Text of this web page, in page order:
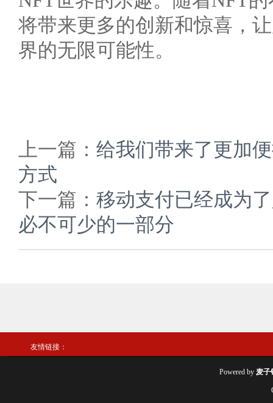
将带来更多的创新和惊喜，
界的无限可能性。
上一篇： 给我们带来了更加
方式
下一篇： 移动支付已经成为
必不可少的一部分
友情链接：
Powered by 麦子